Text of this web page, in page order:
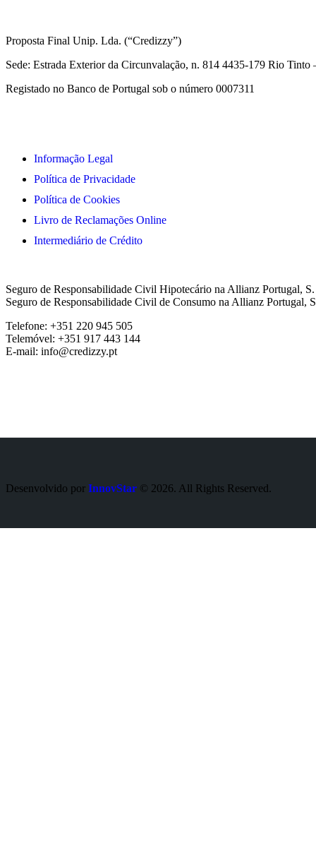
Proposta Final Unip. Lda. (“Credizzy”)
Sede: Estrada Exterior da Circunvalação, n. 814 4435-179 Rio Tinto
Registado no Banco de Portugal sob o número 0007311
Informação Legal
Política de Privacidade
Política de Cookies
Livro de Reclamações Online
Intermediário de Crédito
Seguro de Responsabilidade Civil Hipotecário na Allianz Portugal,
Seguro de Responsabilidade Civil de Consumo na Allianz Portugal,
Telefone: +351 220 945 505
Telemóvel: +351 917 443 144
E-mail: info@credizzy.pt
Desenvolvido por InnovStar © 2026. All Rights Reserved.